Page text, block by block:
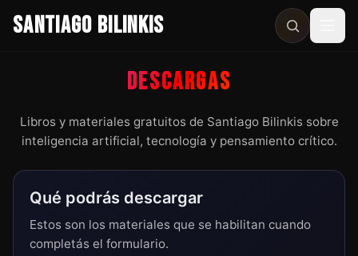
SANTIAGO BILINKIS
DESCARGAS
Libros y materiales gratuitos de Santiago Bilinkis sobre
inteligencia artificial, tecnología y pensamiento crítico.
Qué podrás descargar
Estos son los materiales que se habilitan cuando
completás el formulario.